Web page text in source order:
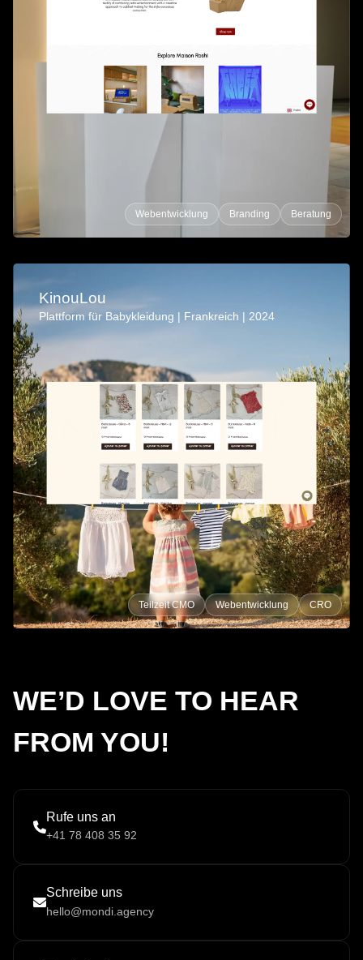
Webentwicklung Branding Beratung
KinouLou
Plattform für Babykleidung | Frankreich | 2024
Teilzeit CMO Webentwicklung CRO
WE’D LOVE TO HEAR
FROM YOU!
Rufe uns an
+41 78 408 35 92
Schreibe uns
hello@mondi.agency